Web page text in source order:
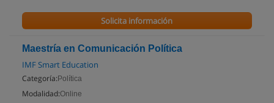
Solicita información
Maestría en Comunicación Política
IMF Smart Education
Categoría: Política
Modalidad:Online